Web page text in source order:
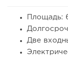
72
Площадь:
Две